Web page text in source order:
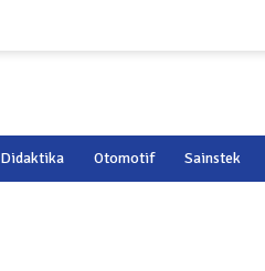
Didaktika Otomotif Sainstek